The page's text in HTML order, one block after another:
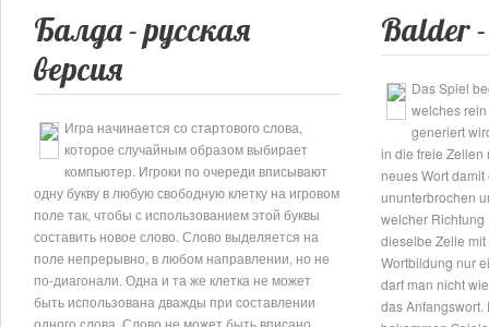
Балда - русская
версия
Игра начинается со стартового слова,
которое случайным образом выбирает
компьютер. Игроки по очереди вписывают
одну букву в любую свободную клетку на игровом
поле так, чтобы с использованием этой буквы
составить новое слово. Слово выделяется на
поле непрерывно, в любом направлении, но не
по-диагонали. Одна и та же клетка не может
быть использована дважды при составлении
одного слова. Слово не может быть вписано
Balder
Das Spiel
welches
generiert
in die freie Zellen
neues Wort
ununterbrochen
welcher
dieselbe Zelle
Wortbildung nur
darf man nicht
das